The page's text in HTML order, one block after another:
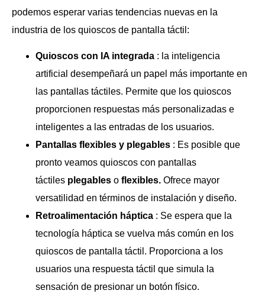
podemos esperar varias tendencias nuevas en la
industria de los quioscos de pantalla táctil:
Quioscos con IA integrada : la inteligencia
artificial desempeñará un papel más importante en
las pantallas táctiles. Permite que los quioscos
proporcionen respuestas más personalizadas e
inteligentes a las entradas de los usuarios.
Pantallas flexibles y plegables : Es posible que
pronto veamos quioscos con pantallas
táctiles plegables o flexibles. Ofrece mayor
versatilidad en términos de instalación y diseño.
Retroalimentación háptica : Se espera que la
tecnología háptica se vuelva más común en los
quioscos de pantalla táctil. Proporciona a los
usuarios una respuesta táctil que simula la
sensación de presionar un botón físico.